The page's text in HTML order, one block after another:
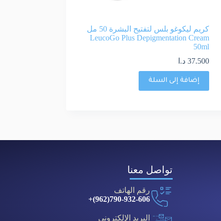
كريم ليكوغو بلس لتفتيح البشرة 50 مل
LeucoGo Plus Depigmentation Cream
50ml
37.500 د.ا
إضافة إلى السلة
تواصل معنا
رقم الهاتف
790-932-606(962)+
البريد الإلكتروني